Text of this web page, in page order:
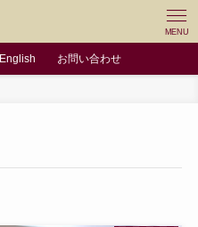
MENU
English お問い合わせ